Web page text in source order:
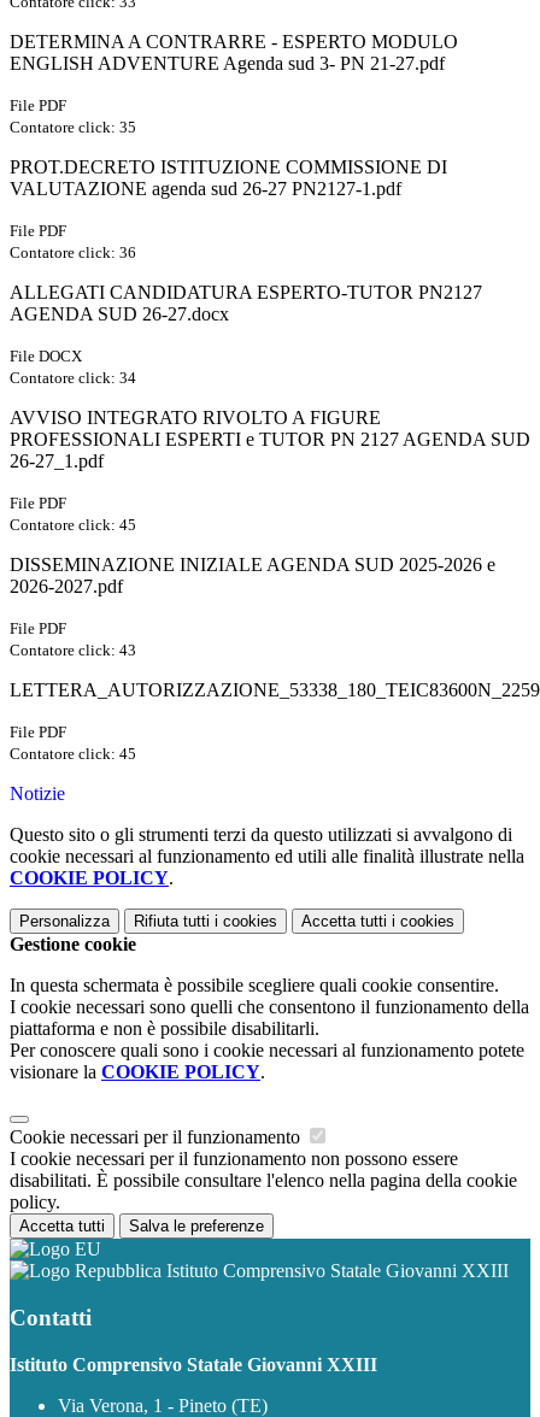
DETERMINA A CONTRARRE - ESPERTO MODULO
ENGLISH ADVENTURE Agenda sud 3- PN 21-27.pdf
File PDF
Contatore click: 35
PROT.DECRETO ISTITUZIONE COMMISSIONE DI
VALUTAZIONE agenda sud 26-27 PN2127-1.pdf
File PDF
Contatore click: 36
ALLEGATI CANDIDATURA ESPERTO-TUTOR PN2127
AGENDA SUD 26-27.docx
File DOCX
Contatore click: 34
AVVISO INTEGRATO RIVOLTO A FIGURE
PROFESSIONALI ESPERTI e TUTOR PN 2127 AGENDA SUD
26-27_1.pdf
File PDF
Contatore click: 45
DISSEMINAZIONE INIZIALE AGENDA SUD 2025-2026 e
2026-2027.pdf
File PDF
Contatore click: 43
File PDF
Contatore click: 45
Notizie
Questo sito o gli strumenti terzi da questo utilizzati si avvalgono di
cookie necessari al funzionamento ed utili alle finalità illustrate nella
COOKIE POLICY.
Personalizza Rifiuta tutti i cookies Accetta tutti i cookies
Gestione cookie
In questa schermata è possibile scegliere quali cookie consentire.
I cookie necessari sono quelli che consentono il funzionamento della
piattaforma e non è possibile disabilitarli.
Per conoscere quali sono i cookie necessari al funzionamento potete
visionare la COOKIE POLICY.
Cookie necessari per il funzionamento
I cookie necessari per il funzionamento non possono essere
disabilitati. È possibile consultare l'elenco nella pagina della cookie
policy.
Accetta tutti Salva le preferenze
Istituto Comprensivo Statale Giovanni XXIII
Contatti
Istituto Comprensivo Statale Giovanni XXIII
Via Verona, 1 - Pineto (TE)